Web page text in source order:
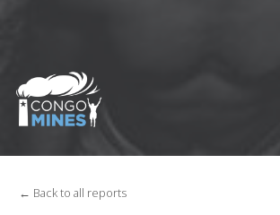
← Back to all reports